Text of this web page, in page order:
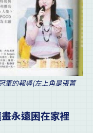
軍的報導(左上角是張菁
永遠困在家裡